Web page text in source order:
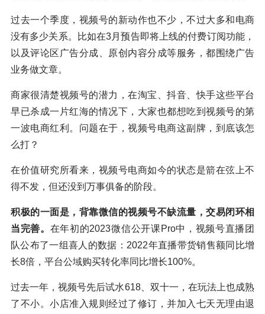
过去一个季度，视频号的新动作也不少，不过大多和电商
没有多少关系。比如在3月预告即将上线的付费订阅功能，
以及评论区广告分成、原创内容分成等服务，都围绕广告
业务做文章。
商家很清楚视频号的潜力，在淘宝、抖音、快手这些平台
早已杀成一片红海的情况下，大家也都想吃到视频号的第
一波电商红利。问题在于，视频号电商这副牌，到底该怎
么打？
在价值研究所看来，视频号电商如今的状态是箭在弦上不
得不发，但还没到万事俱备的阶段。
积极的一面是，背靠微信的视频号不缺流量，交易闭环相
当完善。 在年初的2023微信公开课Pro中，视频号直播团
队公布了一组喜人的数据：2022年直播带货销售额同比增
长8倍，平台公域购买转化率同比增长100%。
过去一年，视频号先后试水618、双十一，在玩法上也成熟
了不小。小店准入规则经过了修订，并加入七天无理由退